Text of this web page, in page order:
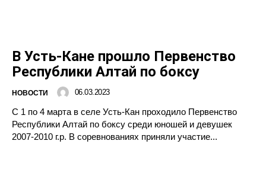
В Усть-Кане прошло Первенство
Республики Алтай по боксу
НОВОСТИ 06.03.2023
С 1 по 4 марта в селе Усть-Кан проходило Первенство
Республики Алтай по боксу среди юношей и девушек
2007-2010 г.р. В соревнованиях приняли участие...